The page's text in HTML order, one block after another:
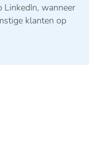
LinkedIn, wanneer
klanten op